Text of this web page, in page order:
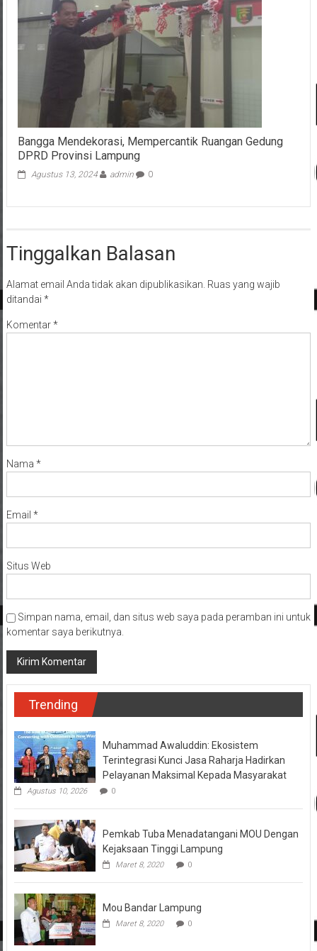
Bangga Mendekorasi, Mempercantik Ruangan Gedung
DPRD Provinsi Lampung
Agustus 13, 2024 admin 0
Tinggalkan Balasan
Alamat email Anda tidak akan dipublikasikan. Ruas yang wajib
ditandai *
Komentar*
Nama *
Email *
Situs Web
Simpan nama, email, dan situs web saya pada peramban ini untuk
komentar saya berikutnya.
Trending
Muhammad Awaluddin: Ekosistem
Terintegrasi Kunci Jasa Raharja Hadirkan
Pelayanan Maksimal Kepada Masyarakat
Agustus 10, 2026 0
Pemkab Tuba Menadatangani MOU Dengan
Kejaksaan Tinggi Lampung
Maret 8, 2020 0
Mou Bandar Lampung
Maret 8, 2020 0